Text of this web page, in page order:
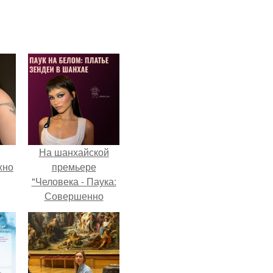
На шанхайской
премьере
"Человека - Паука:
Совершенно
Новый День"
зендея выбрала не
просто очередной
наряд, а настоящий
артефакт высокой